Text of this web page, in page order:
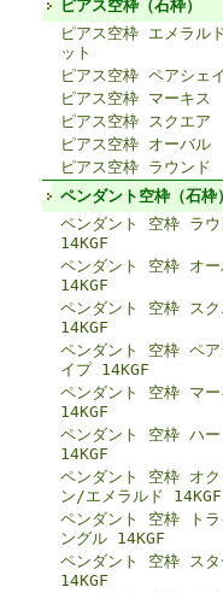
ピアス空枠（石枠）
ピアス空枠 エメラル
ット
ピアス空枠 ペアシェ
ピアス空枠 マーキス
ピアス空枠 スクエア
ピアス空枠 オーバル
ピアス空枠 ラウンド
ペンダント空枠（石枠）
ペンダント 空枠 ラウ
14KGF
ペンダント 空枠 オー
14KGF
ペンダント 空枠 スク
14KGF
ペンダント 空枠 ペア
イプ 14KGF
ペンダント 空枠 マー
14KGF
ペンダント 空枠 ハー
14KGF
ペンダント 空枠 オク
ン/エメラルド 14KGF
ペンダント 空枠 トラ
ングル 14KGF
ペンダント 空枠 スタ
14KGF